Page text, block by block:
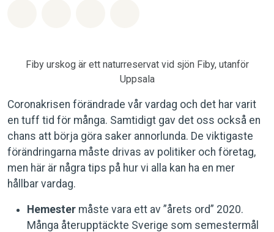
Fiby urskog är ett naturreservat vid sjön Fiby, utanför
Uppsala
Coronakrisen förändrade vår vardag och det har varit
en tuff tid för många. Samtidigt gav det oss också en
chans att börja göra saker annorlunda. De viktigaste
förändringarna måste drivas av politiker och företag,
men här är några tips på hur vi alla kan ha en mer
hållbar vardag.
Hemester måste vara ett av ”årets ord” 2020.
Många återupptäckte Sverige som semestermål